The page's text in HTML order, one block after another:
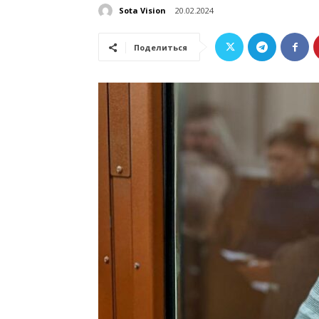
Sota Vision 20.02.2024
Поделиться